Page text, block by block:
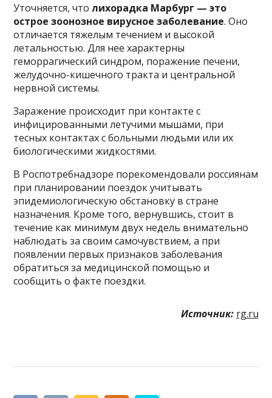
Уточняется, чтолихорадка Марбург — это
острое зоонозное вирусное заболевание. Оно
отличается тяжелым течением и высокой
летальностью. Для нее характерны
геморрагический синдром, поражение печени,
желудочно-кишечного тракта и центральной
нервной системы.
Заражение происходит при контакте с
инфицированными летучими мышами, при
тесных контактах с больными людьми или их
биологическими жидкостями.
В Роспотребнадзоре порекомендовали россиянам
при планировании поездок учитывать
эпидемиологическую обстановку в стране
назначения. Кроме того, вернувшись, стоит в
течение как минимум двух недель внимательно
наблюдать за своим самочувствием, а при
появлении первых признаков заболевания
обратиться за медицинской помощью и
сообщить о факте поездки.
Источник: rg.ru